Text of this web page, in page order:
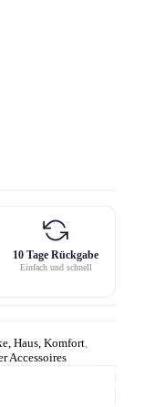
10 Tage Rückgabe
Einfach und schnell
Haus, Komfort
Accessoires